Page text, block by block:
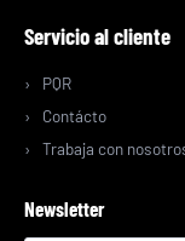
Servicio al cliente
PQR
Contácto
Trabaja con
Newsletter